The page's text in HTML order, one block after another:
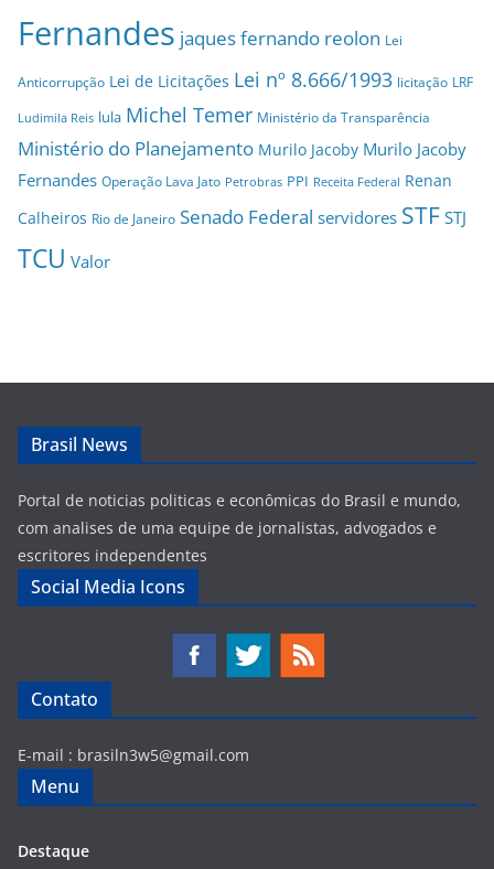
Fernandes jaques fernando reolon Lei
Anticorrupção Lei de Licitações Lei nº 8.666/1993 licitação LRF
Ludimila Reis lula Michel Temer Ministério da Transparência
Ministério do Planejamento Murilo Jacoby Murilo Jacoby
Fernandes Operação Lava Jato Petrobras PPI Receita Federal Renan
Calheiros Rio de Janeiro Senado Federal servidores STF STJ
TCU Valor
Brasil News
Portal de noticias politicas e econômicas do Brasil e mundo,
com analises de uma equipe de jornalistas, advogados e
escritores independentes
Social Media Icons
Contato
E-mail : brasiln3w5@gmail.com
Menu
Destaque